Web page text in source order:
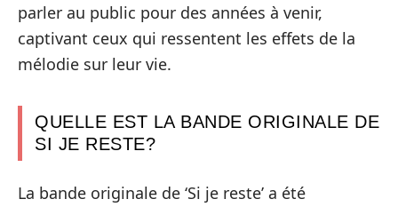
parler au public pour des années à venir,
captivant ceux qui ressentent les effets de la
mélodie sur leur vie.
QUELLE EST LA BANDE ORIGINALE DE
SI JE RESTE?
La bande originale de ‘Si je reste’ a été